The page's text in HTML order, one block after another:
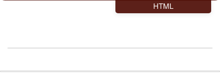
HTML